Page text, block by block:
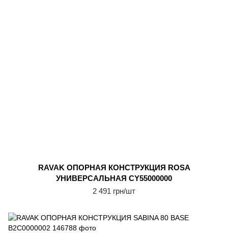
RAVAK ОПОPНАЯ КОНСТPУКЦИЯ ROSA
УНИВЕРСАЛЬНАЯ CY55000000
2 491 грн/шт